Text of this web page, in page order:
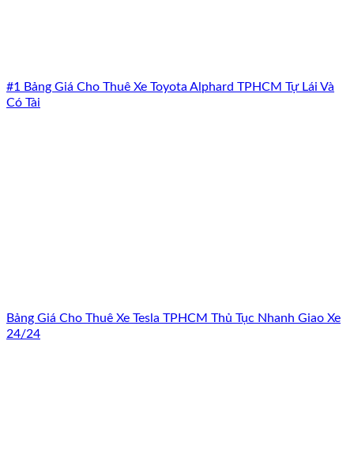
#1 Bảng Giá Cho Thuê Xe Toyota Alphard TPHCM Tự Lái Và
Có Tài
Bảng Giá Cho Thuê Xe Tesla TPHCM Thủ Tục Nhanh Giao Xe
24/24